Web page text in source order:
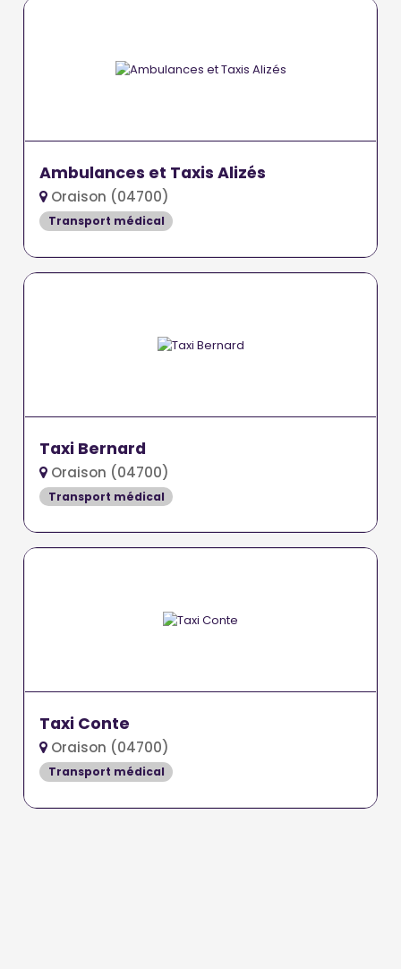
Ambulances et Taxis Alizés
Oraison (04700)
Transport médical
Taxi Bernard
Oraison (04700)
Transport médical
Taxi Conte
Oraison (04700)
Transport médical